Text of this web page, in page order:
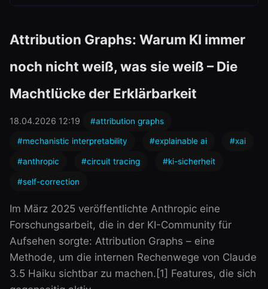
Attribution Graphs: Warum KI immer
noch nicht weiß, was sie weiß – Die
Machtlücke der Erklärbarkeit
18.04.2026 12:19 #attribution graphs
#mechanistic interpretability #explainable ai #xai
#anthropic #circuit tracing #ki-sicherheit
#self-correction
Im März 2025 veröffentlichte Anthropic eine
Forschungsarbeit, die in der KI-Community für
Aufsehen sorgte: Attribution Graphs – eine
Methode, um die internen Rechenwege von Claude
3.5 Haiku sichtbar zu machen.[1] Features, die sich